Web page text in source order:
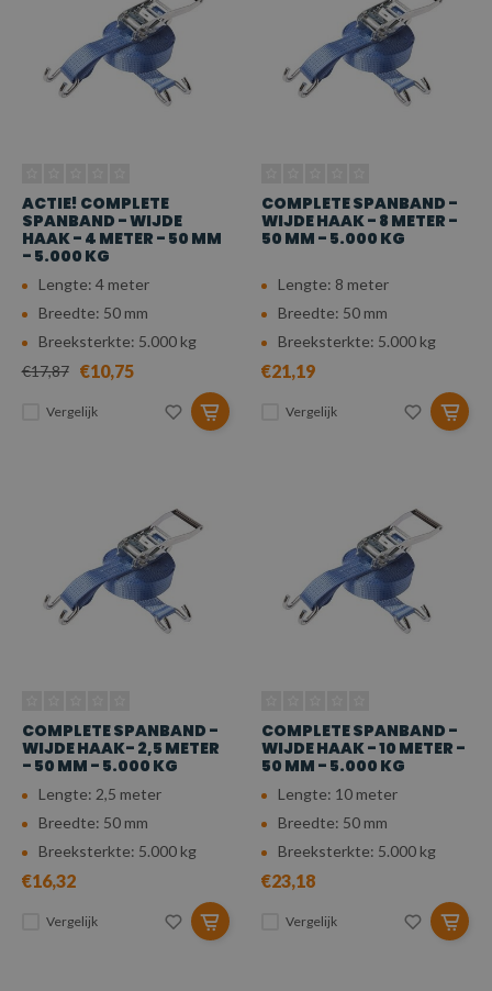
ACTIE! COMPLETE
SPANBAND - WIJDE
HAAK - 4 METER - 50 MM
- 5.000 KG
Lengte: 4 meter
Breedte: 50 mm
Breeksterkte: 5.000 kg
€17,87
€10,75
Vergelijk
COMPLETE SPANBAND -
WIJDE HAAK - 8 METER -
50 MM - 5.000 KG
Lengte: 8 meter
Breedte: 50 mm
Breeksterkte: 5.000 kg
€21,19
Vergelijk
COMPLETE SPANBAND -
WIJDE HAAK- 2,5 METER
- 50 MM - 5.000 KG
Lengte: 2,5 meter
Breedte: 50 mm
Breeksterkte: 5.000 kg
€16,32
Vergelijk
COMPLETE SPANBAND -
WIJDE HAAK - 10 METER -
50 MM - 5.000 KG
Lengte: 10 meter
Breedte: 50 mm
Breeksterkte: 5.000 kg
€23,18
Vergelijk